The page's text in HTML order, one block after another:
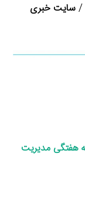
/سایت خبری
هفتگی مدیریت